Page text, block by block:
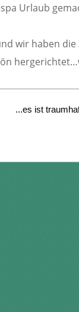
Urlaub
wir haben
...es ist